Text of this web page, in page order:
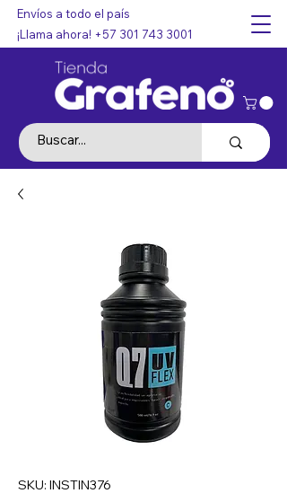
Envíos a todo el país
¡Llama ahora! +57 301 743 3001
SKU: INSTIN376